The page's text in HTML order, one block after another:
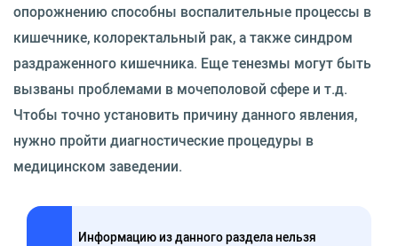
опорожнению способны воспалительные процессы в
кишечнике, колоректальный рак, а также синдром
раздраженного кишечника. Еще тенезмы могут быть
вызваны проблемами в мочеполовой сфере и т.д.
Чтобы точно установить причину данного явления,
нужно пройти диагностические процедуры в
медицинском заведении.
Информацию из данного раздела нельзя